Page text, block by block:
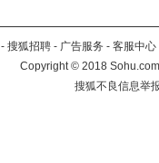
- 搜狐招聘 - 广告服务 - 客服中心
Copyright©2018
搜狐不良信息举